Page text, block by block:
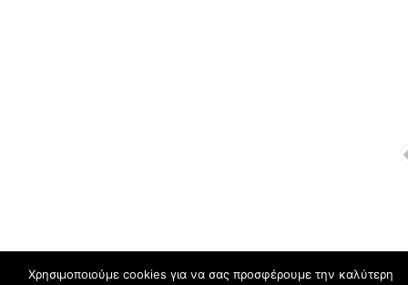
Χρησιμοποιούμε cookies για να σας προσφέρουμε την καλύτερη